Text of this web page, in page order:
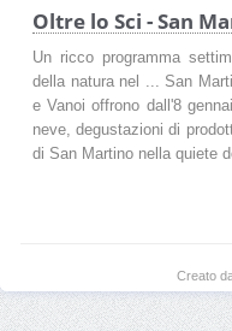
Oltre lo Sci - San
Un ricco programma
della natura nel ... San
e Vanoi offrono dall'8
neve, degustazioni di
di San Martino nella quiete
Creato